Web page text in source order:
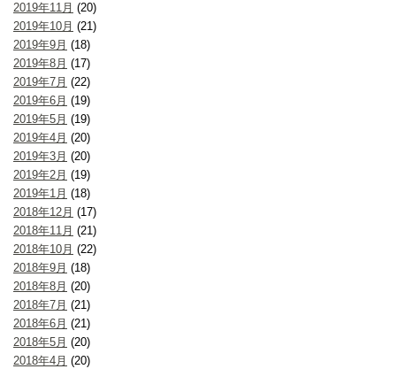
2019年11月 (20)
2019年10月 (21)
2019年9月 (18)
2019年8月 (17)
2019年7月 (22)
2019年6月 (19)
2019年5月 (19)
2019年4月 (20)
2019年3月 (20)
2019年2月 (19)
2019年1月 (18)
2018年12月 (17)
2018年11月 (21)
2018年10月 (22)
2018年9月 (18)
2018年8月 (20)
2018年7月 (21)
2018年6月 (21)
2018年5月 (20)
2018年4月 (20)